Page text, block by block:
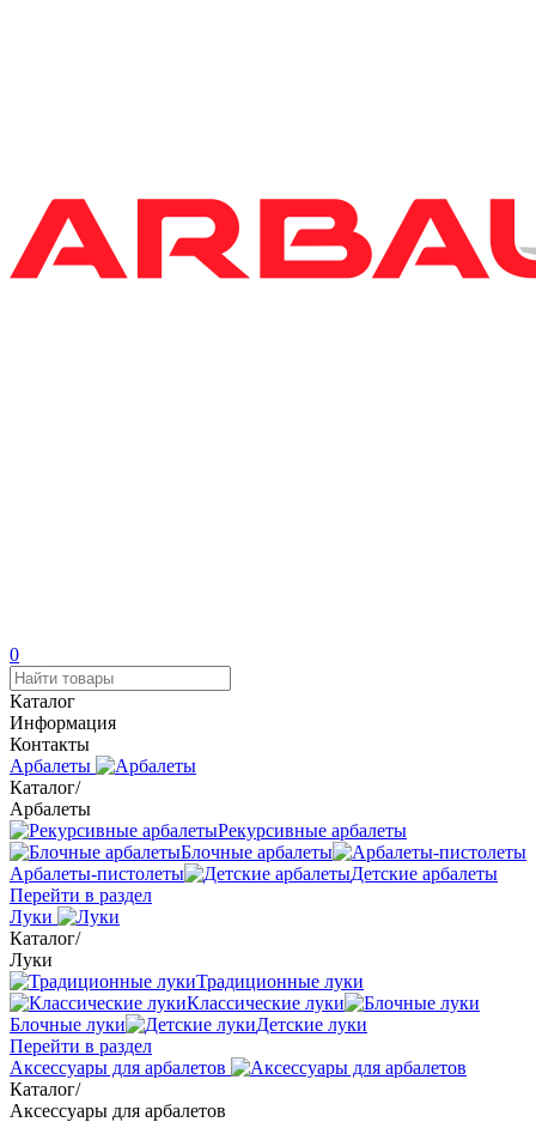
0
Каталог
Информация
Контакты
Арбалеты
Каталог/
Арбалеты
Рекурсивные арбалеты
Блочные арбалеты
Арбалеты-пистолеты
Детские арбалеты
Перейти в раздел
Луки
Каталог/
Луки
Традиционные луки
Классические луки
Блочные луки
Детские луки
Перейти в раздел
Аксессуары для арбалетов
Каталог/
Аксессуары для арбалетов